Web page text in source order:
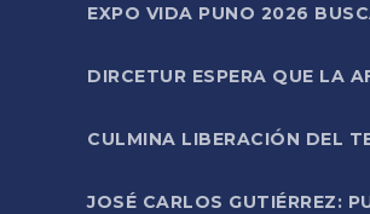
EXPO VIDA PUNO 2026
DIRCETUR ESPERA QUE LA
CULMINA LIBERACIÓN DEL
JOSÉ CARLOS GUTIÉRREZ: